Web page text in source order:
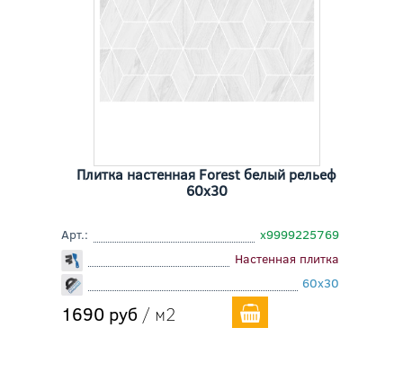
Плитка настенная Forest белый рельеф
60x30
Арт.:
х9999225769
Настенная плитка
60x30
1690 руб / м2